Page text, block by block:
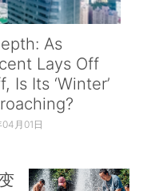
As
Lays Off
Is Its ‘Winter’
月01日